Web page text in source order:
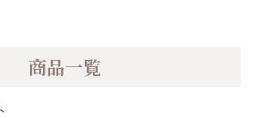
商品一覧